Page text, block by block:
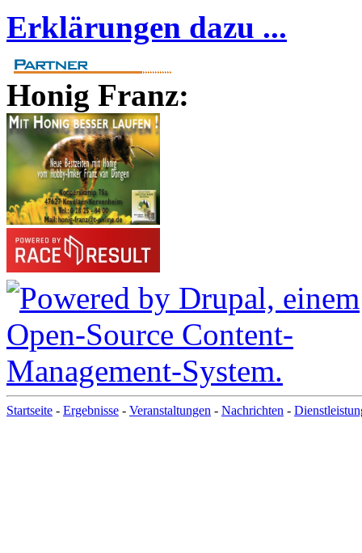
Erklärungen dazu ...
Honig Franz:
Startseite - Ergebnisse - Veranstaltungen - Nachrichten -